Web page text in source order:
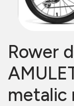
Rower
metalic